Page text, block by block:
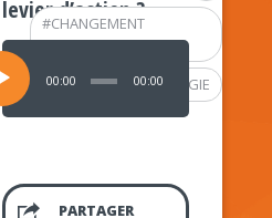
#CHANGEMENT
CLIMATIQUE
#PSYCHOLOGIE
levier d’action ?
Lecteur
audio
00:00 00:00
PARTAGER